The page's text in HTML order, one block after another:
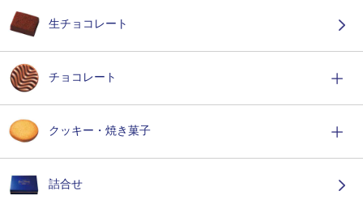
生チョコレート
チョコレート
クッキー・焼き菓子
詰合せ